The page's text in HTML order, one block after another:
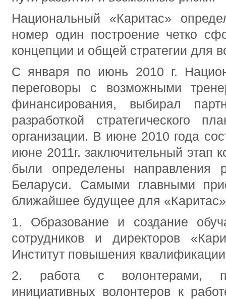
Национальный «Каритас»
номер один построение четко
концепции и общей стратегии для
С января по июнь 2010 г.
переговоры с возможными
финансирования, выбирал
разработкой стратегического
организации. В июне 2010 года
июне 2011г. заключительный этап
были определены направления
Беларуси. Самыми главными
ближайшее будущее для
1. Образование и создание
сотрудников и директоров
Институт повышения
2. работа с волонтерами,
инициативных волонтеров к